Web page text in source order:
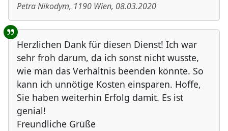
Petra Nikodym, 1190 Wien, 08.03.2020
Herzlichen Dank für diesen Dienst! Ich war
sehr froh darum, da ich sonst nicht wusste,
wie man das Verhältnis beenden könnte. So
kann ich unnötige Kosten einsparen. Hoffe,
Sie haben weiterhin Erfolg damit. Es ist
genial!
Freundliche Grüße